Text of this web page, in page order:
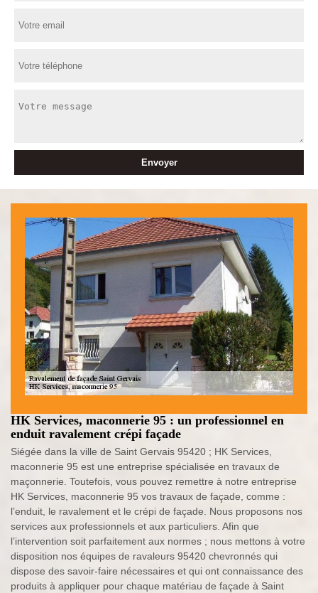
HK Services, maconnerie 95 : un professionnel en
enduit ravalement crépi façade
Siégée dans la ville de Saint Gervais 95420 ; HK Services,
maconnerie 95 est une entreprise spécialisée en travaux de
maçonnerie. Toutefois, vous pouvez remettre à notre entreprise
HK Services, maconnerie 95 vos travaux de façade, comme :
l’enduit, le ravalement et le crépi de façade. Nous proposons nos
services aux professionnels et aux particuliers. Afin que
l’intervention soit parfaitement aux normes ; nous mettons à votre
disposition nos équipes de ravaleurs 95420 chevronnés qui
dispose des savoir-faire nécessaires et qui ont connaissance des
produits à appliquer pour chaque matériau de façade à Saint